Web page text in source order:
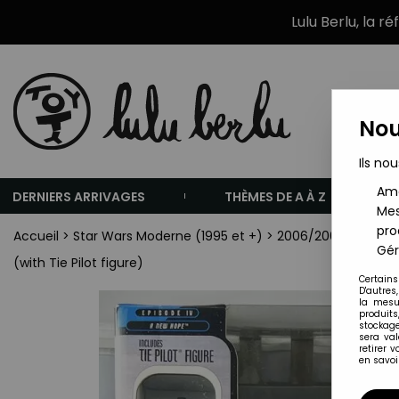
Lulu Berlu, la
DERNIERS ARRIVAGES THÈMES DE A À Z
Accueil > Star Wars Moderne (1995 et +) > 2006/2007 - Star
(with Tie Pilot figure)
Ils
la
sera
retirer
en